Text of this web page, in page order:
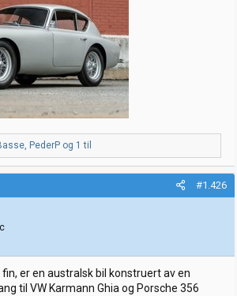
, PederP og 1 til
#1.426
fin, er en australsk bil konstruert av en
til VW Karmann Ghia og Porsche 356